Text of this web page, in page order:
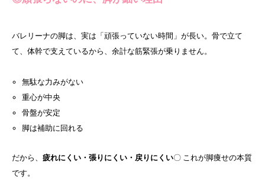
バレリーナの脚は、実は「頑張っていない時間」が長い。骨で立て
て、体幹で支えているから、余計な筋緊張が乗りません。
無駄な力みがない
重心が中央
骨盤が安定
脚は補助に回れる
だから、 疲れにくい・張りにくい・戻りにくい〇 これが脚痩せの本質
です。